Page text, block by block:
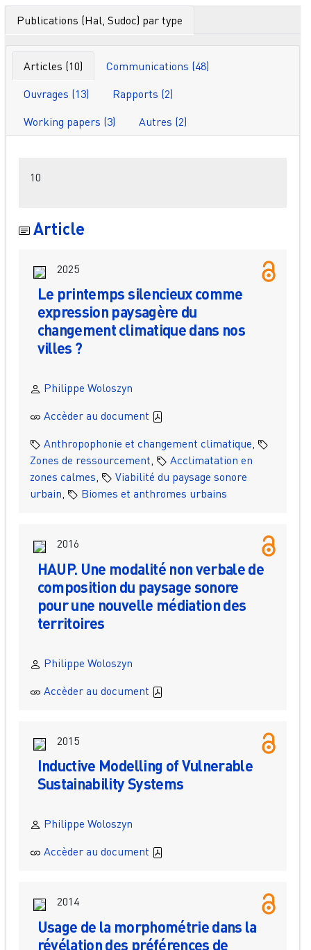
Publications (Hal, Sudoc) par type
Articles (10)
Communications (48)
Ouvrages (13)
Rapports (2)
Working papers (3)
Autres (2)
10
Article
2025
Le printemps silencieux comme
expression paysagère du
changement climatique dans nos
villes ?
Philippe Woloszyn
Accèder au document
Anthropophonie et changement climatique,
Zones de ressourcement,
Acclimatation en
zones calmes,
Viabilité du paysage sonore
urbain, Biomes et anthromes urbains
2016
HAUP. Une modalité non verbale de
composition du paysage sonore
pour une nouvelle médiation des
territoires
Philippe Woloszyn
Accèder au document
2015
Inductive Modelling of Vulnerable
Sustainability Systems
Philippe Woloszyn
Accèder au document
2014
Usage de la morphométrie dans la
révélation des préférences de